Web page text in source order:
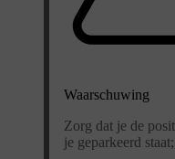
Waarschuwing
Zorg dat je de
je geparkeerd